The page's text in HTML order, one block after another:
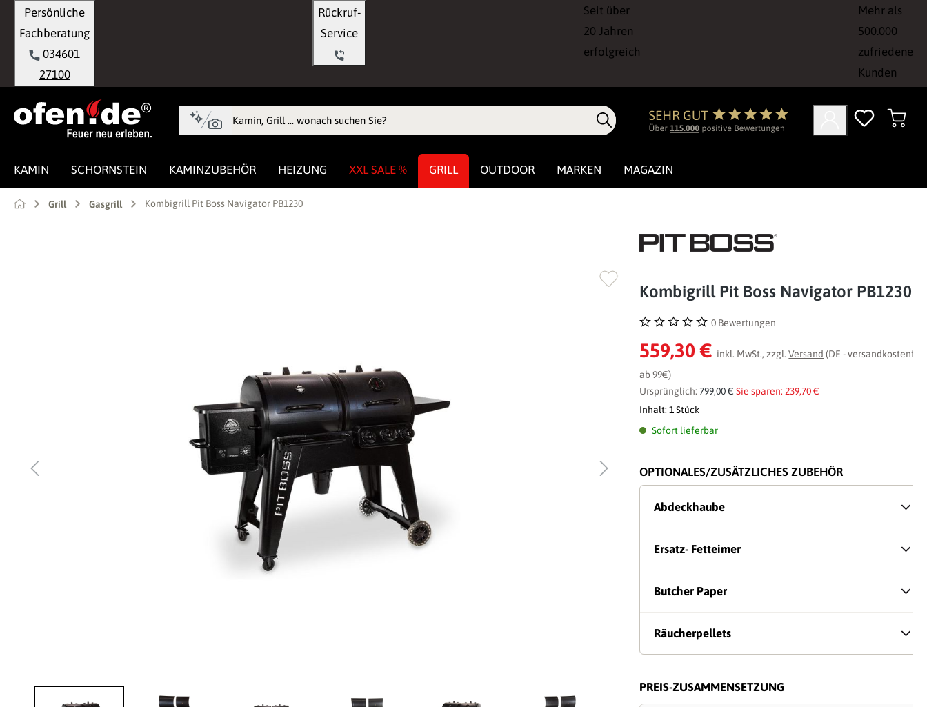
Zur Hauptnavigation springen
Persönliche
Fachberatung
034601
27100
Rückruf-
Seit über
20 Jahren
erfolgreich
Mehr als
500.000
zufriedene
Kunden
KAMIN SCHORNSTEIN KAMINZUBEHÖR HEIZUNG XXL SALE % GRILL OUTDOOR MARKEN MAGAZIN
Grill Gasgrill Kombigrill Pit Boss Navigator PB1230
Kombigrill Pit Boss Navigator PB1230
Durchschnittliche Bewertung von 0 von 5 Sternen
0 Bewertungen
559,30 € inkl. MwSt., zzgl.Versand (DE - versandkostenfrei
ab 99€)
Ursprünglich:799,00 €Sie sparen: 239,70 €
Inhalt:1 Stück
Sofort lieferbar
OPTIONALES/ZUSÄTZLICHES ZUBEHÖR
Abdeckhaube
Ersatz- Fetteimer
Butcher Paper
Räucherpellets
PREIS-ZUSAMMENSETZUNG